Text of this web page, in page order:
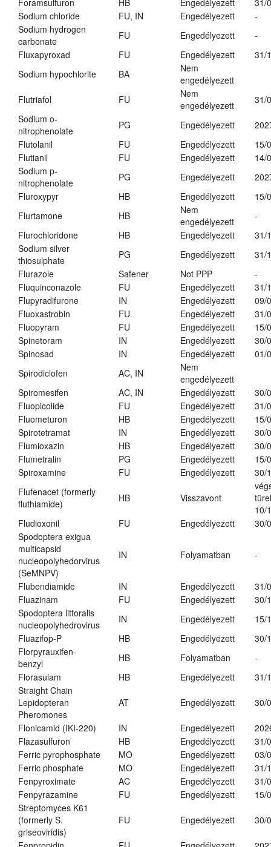
Foramsulfuron HB Engedélyezett
31/
Sodium chloride
FU, IN Engedélyezett
-
Sodium hydrogen
carbonate
FU Engedélyezett
-
Fluxapyroxad
FU Engedélyezett
31/
Sodium hypochlorite
BA
Nem
engedélyezett
Flutriafol
FU
Nem
engedélyezett
31/
Sodium o-
nitrophenolate
PG Engedélyezett
Flutolanil
FU Engedélyezett
15/
Flutianil
FU Engedélyezett
14/
Sodium p-
nitrophenolate
PG Engedélyezett
Fluroxypyr
HB Engedélyezett
15/
Flurtamone
HB
Nem
engedélyezett
-
Flurochloridone
HB Engedélyezett
31/
Sodium silver
thiosulphate
PG Engedélyezett
31/
Flurazole
Safener Not PPP
-
Fluquinconazole
FU Engedélyezett
31/
Flupyradifurone
IN Engedélyezett
09/
Fluoxastrobin
FU Engedélyezett
31/
Fluopyram
FU Engedélyezett
15/
Spinetoram
IN Engedélyezett
30/
Spinosad
IN Engedélyezett
01/
Spirodiclofen
AC, IN
Nem
engedélyezett
Spiromesifen
AC, IN Engedélyezett
30/
Fluopicolide
FU Engedélyezett
31/
Fluometuron
HB Engedélyezett
15/
Spirotetramat
IN Engedélyezett
30/
Flumioxazin
HB Engedélyezett
30/
Flumetralin
PG Engedélyezett
15/
Spiroxamine
FU Engedélyezett
30/
Flufenacet (formerly
fluthiamide)
HB Visszavont
10/
Fludioxonil
FU Engedélyezett
30/
Spodoptera exigua
multicapsid
nucleopolyhedorvirus
(SeMNPV)
IN Folyamatban -
Flubendiamide IN Engedélyezett
31/
Fluazinam
FU Engedélyezett
30/
Spodoptera littoralis
nucleopolyhedrovirus
IN Engedélyezett
15/
Fluazifop-P
HB Engedélyezett
30/
Florpyrauxifen-
benzyl
HB Folyamatban
-
Florasulam
HB Engedélyezett
31/
Straight Chain
Lepidopteran
Pheromones
AT Engedélyezett 30/
Flonicamid (IKI-220) IN Engedélyezett
Flazasulfuron
HB Engedélyezett
31/
Ferric pyrophosphate
MO Engedélyezett
03/
Ferric phosphate
MO Engedélyezett
31/
Fenpyroximate
AC Engedélyezett
31/
Fenpyrazamine
FU Engedélyezett
15/
Streptomyces K61
(formerly S.
griseoviridis)
FU Engedélyezett 30/